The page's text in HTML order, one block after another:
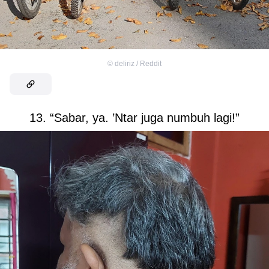
© deliriz / Reddit
13. “Sabar, ya. ’Ntar juga numbuh lagi!”